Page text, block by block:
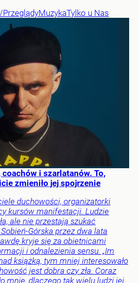
MuzykaTylko u Nas
coachów i szarlatanów. To,
zmieniło jej spojrzenie
duchowości, organizatorki
kursów manifestacji. Ludzie
ale nie przestają szukać
Górska przez dwa lata
kryje się za obietnicami
i odnalezienia sensu. „Im
książką, tym mniej interesowało
jest dobra czy zła. Coraz
mnie, dlaczego tak wielu ludzi jej